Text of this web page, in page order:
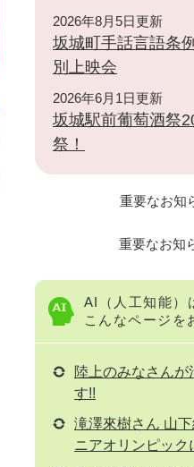
2026年8月5日更新
坂城町手話言語条
別上映会
2026年6月1日更新
坂城駅前葡萄酒祭
祭！
重要なお知
重要なお知
AI（人工知能）
こんなページを
陸上のみなさんが
す!!
滝澤來樹さん 山下
ニアオリンピック